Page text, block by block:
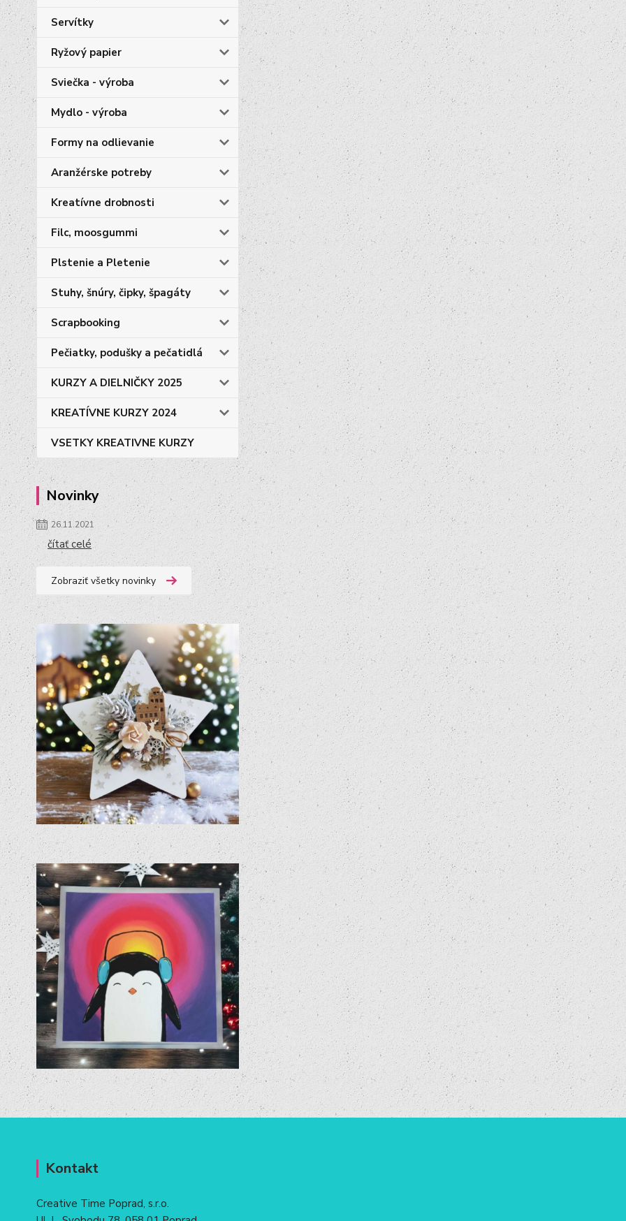
Servítky
Ryžový papier
Sviečka - výroba
Mydlo - výroba
Formy na odlievanie
Aranžérske potreby
Kreatívne drobnosti
Filc, moosgummi
Plstenie a Pletenie
Stuhy, šnúry, čipky, špagáty
Scrapbooking
Pečiatky, podušky a pečatidlá
KURZY A DIELNIČKY 2025
KREATÍVNE KURZY 2024
VSETKY KREATIVNE KURZY
Novinky
26.11.2021
čítať celé
Zobraziť všetky novinky
Kontakt
Creative Time Poprad, s.r.o.